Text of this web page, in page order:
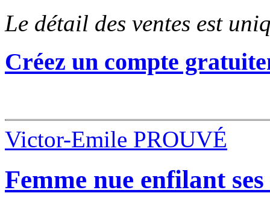
Le détail des ventes est
Créez un compte
Victor-Emile PROUVÉ
Femme nue enfilant ses